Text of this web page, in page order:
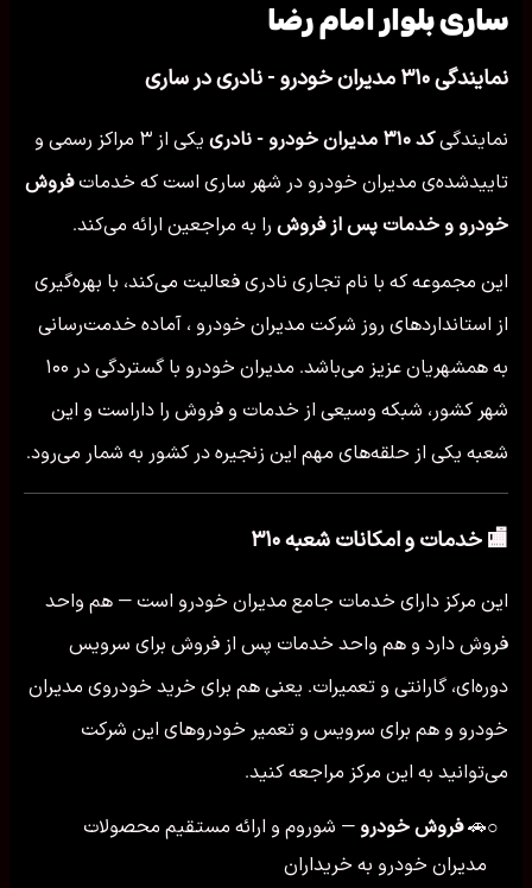
ساری بلوار امام رضا
نمایندگی ۳۱۰ مدیران خودرو - نادری در ساری
نمایندگیکد ۳۱۰ مدیران خودرو - نادری
یکی از ۳ مراکز رسمی و
تاییدشده‌ی مدیران خودرو در شهر ساری است که خدماتفروش
خودرو و خدمات پس از فروش را به مراجعین ارائه می‌کند.
این مجموعه که با نام تجاری نادری فعالیت می‌کند، با بهره‌گیری
از استانداردهای روز شرکت مدیران خودرو ، آماده خدمت‌رسانی
به همشهریان عزیز می‌باشد. مدیران خودرو با گستردگی در ۱۰۰
شهر کشور، شبکه وسیعی از خدمات و فروش را داراست و این
شعبه یکی از حلقه‌های مهم این زنجیره در کشور به شمار می‌رود.
🏬 خدمات و امکانات شعبه ۳۱۰
این مرکز دارای خدمات جامع مدیران خودرو است — هم واحد
فروش دارد و هم واحد خدمات پس از فروش برای سرویس
دوره‌ای، گارانتی و تعمیرات. یعنی هم برای خرید خودروی مدیران
خودرو و هم برای سرویس و تعمیر خودروهای این شرکت
می‌توانید به این مرکز مراجعه کنید.
○
🚗فروش خودرو — شوروم و ارائه مستقیم محصولات
مدیران خودرو به خریداران